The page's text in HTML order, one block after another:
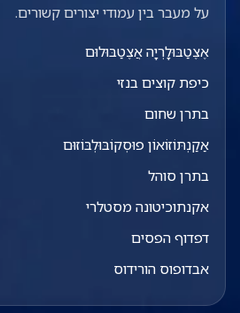
על מעבר בין עמודי יצורים קשורים.
אֶצֶטַבּוּלָרְיָה אֲצֶטַבּוּלוּם
כיפת קוצים בנזי
בתרן שחום
אַקַנְתּוֹזוֹאוֹן פוּסְקוֹבּוּלְבּוֹזוּם
בתרן סוהל
אקנתוכיטונה מסטלרי
דפדוף הפסים
אבדופוס הורידוס